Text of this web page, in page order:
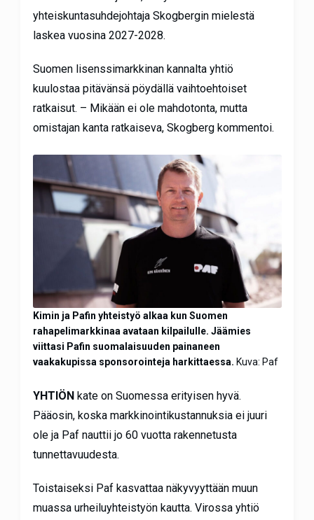
yhteiskuntasuhdejohtaja Skogbergin mielestä
laskea vuosina 2027-2028.
Suomen lisenssimarkkinan kannalta yhtiö
kuulostaa pitävänsä pöydällä vaihtoehtoiset
ratkaisut. – Mikään ei ole mahdotonta, mutta
omistajan kanta ratkaiseva, Skogberg kommentoi.
Kimin ja Pafin yhteistyö alkaa kun Suomen
rahapelimarkkinaa avataan kilpailulle. Jäämies
viittasi Pafin suomalaisuuden painaneen
vaakakupissa sponsorointeja harkittaessa. Kuva: Paf
YHTIÖN kate on Suomessa erityisen hyvä.
Pääosin, koska markkinointikustannuksia ei juuri
ole ja Paf nauttii jo 60 vuotta rakennetusta
tunnettavuudesta.
Toistaiseksi Paf kasvattaa näkyvyyttään muun
muassa urheiluyhteistyön kautta. Virossa yhtiö